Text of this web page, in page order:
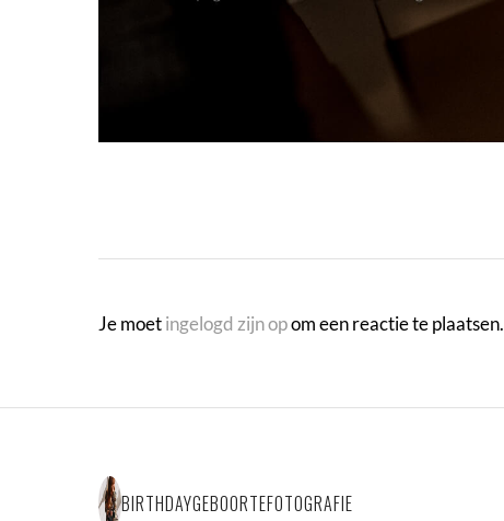
Je moetingelogd zijn opom een reactie te plaatsen.
BIRTHDAYGEBOORTEFOTOGRAFIE